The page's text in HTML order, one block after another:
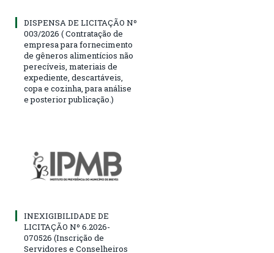
DISPENSA DE LICITAÇÃO Nº
003/2026 ( Contratação de
empresa para fornecimento
de gêneros alimentícios não
perecíveis, materiais de
expediente, descartáveis,
copa e cozinha, para análise
e posterior publicação.)
INEXIGIBILIDADE DE
LICITAÇÃO Nº 6.2026-
070526 (Inscrição de
Servidores e Conselheiros